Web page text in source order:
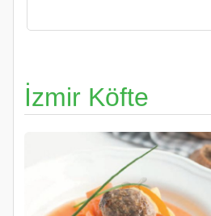
İzmir Köfte